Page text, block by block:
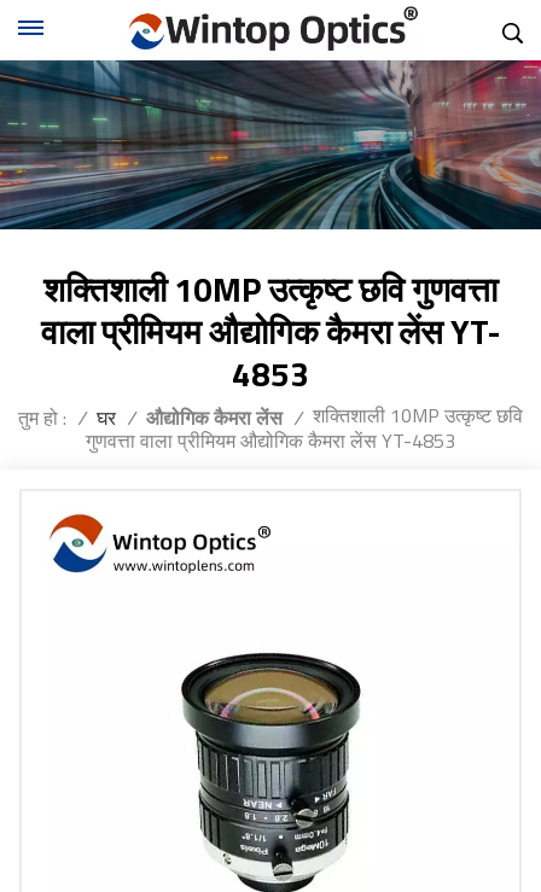
शक्तिशाली 10MP उत्कृष्ट छवि गुणवत्ता
वाला प्रीमियम औद्योगिक कैमरा लेंस YT-
4853
तुम हो : / घर / औद्योगिक कैमरा लेंस / शक्तिशाली 10MP उत्कृष्ट छवि
गुणवत्ता वाला प्रीमियम औद्योगिक कैमरा लेंस YT-4853